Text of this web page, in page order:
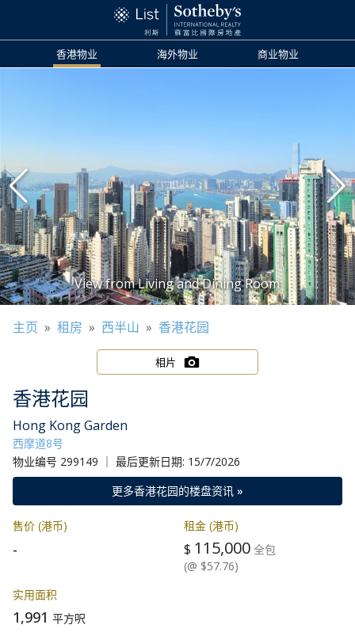
香港物业 海外物业 商业物业
主页 » 租房 » 西半山 » 香港花园
相片
香港花园
Hong Kong Garden
西摩道8号
物业编号 299149 ｜ 最后更新日期: 15/7/2026
更多香港花园的楼盘资讯 »
售价 (港币)
-
租金 (港币)
$ 115,000 全包
(@ $57.76)
实用面积
1,991 平方呎